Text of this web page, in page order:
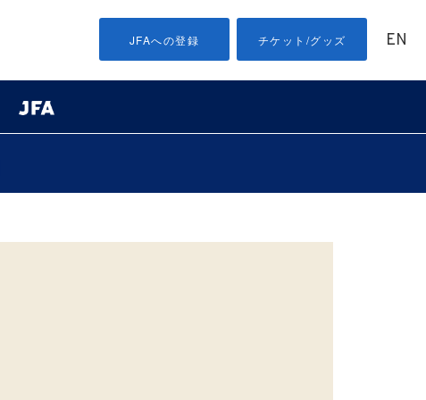
JFAへの登録 チケット/グッズ EN